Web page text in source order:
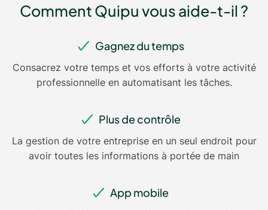
Comment Quipu vous aide-t-il ?
Gagnez du temps
Consacrez votre temps et vos efforts à votre activité
professionnelle en automatisant les tâches.
Plus de contrôle
La gestion de votre entreprise en un seul endroit pour
avoir toutes les informations à portée de main
App mobile